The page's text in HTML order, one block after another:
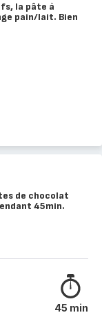
la pâte à
pain/lait. Bien
de chocolat
45min.
45 min